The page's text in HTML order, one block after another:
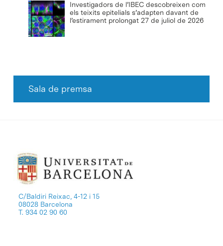
Investigadors de l’IBEC descobreixen com
els teixits epitelials s’adapten davant de
l’estirament prolongat 27 de juliol de 2026
Sala de premsa
C/Baldiri Reixac, 4-12 i 15
08028 Barcelona
T. 934 02 90 60